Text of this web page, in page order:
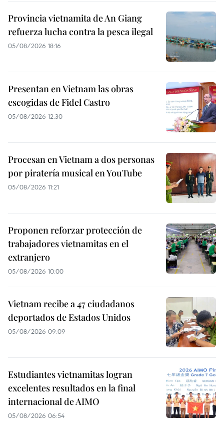
Provincia vietnamita de An Giang
refuerza lucha contra la pesca ilegal
05/08/2026 18:16
Presentan en Vietnam las obras
escogidas de Fidel Castro
05/08/2026 12:30
Procesan en Vietnam a dos personas
por piratería musical en YouTube
05/08/2026 11:21
Proponen reforzar protección de
trabajadores vietnamitas en el
extranjero
05/08/2026 10:00
Vietnam recibe a 47 ciudadanos
deportados de Estados Unidos
05/08/2026 09:09
Estudiantes vietnamitas logran
excelentes resultados en la final
internacional de AIMO
05/08/2026 06:54